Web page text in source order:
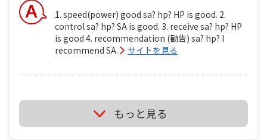
1. speed(power) good sa? hp? HP is good. 2.
control sa? hp? SA is good. 3. receive sa? hp? HP
is good 4. recommendation (勧告) sa? hp? I
recommend SA.
サイトを見る
ミズノ ブースターsa vs ミズノ ブースターhp i'm
backhand player. i'm wheelchair table tennis
player . tt1 ミズノ ブースターsa vs ミズノ ブースタ
もっと見る